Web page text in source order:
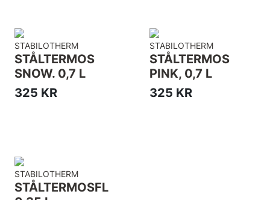
STABILOTHERM
STÅLTERMOS
SNOW. 0,7 L
325 KR
STABILOTHERM
STÅLTERMOS
PINK, 0,7 L
325 KR
STABILOTHERM
STÅLTERMOSFL